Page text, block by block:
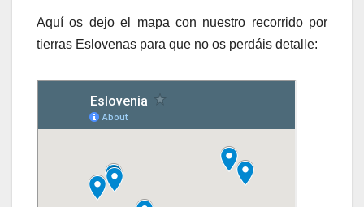
Aquí os dejo el mapa con nuestro recorrido por
tierras Eslovenas para que no os perdáis detalle: